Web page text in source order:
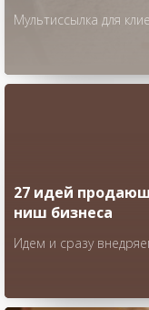
Мультиссылка для
27 идей
ниш бизнеса
Идем и сразу